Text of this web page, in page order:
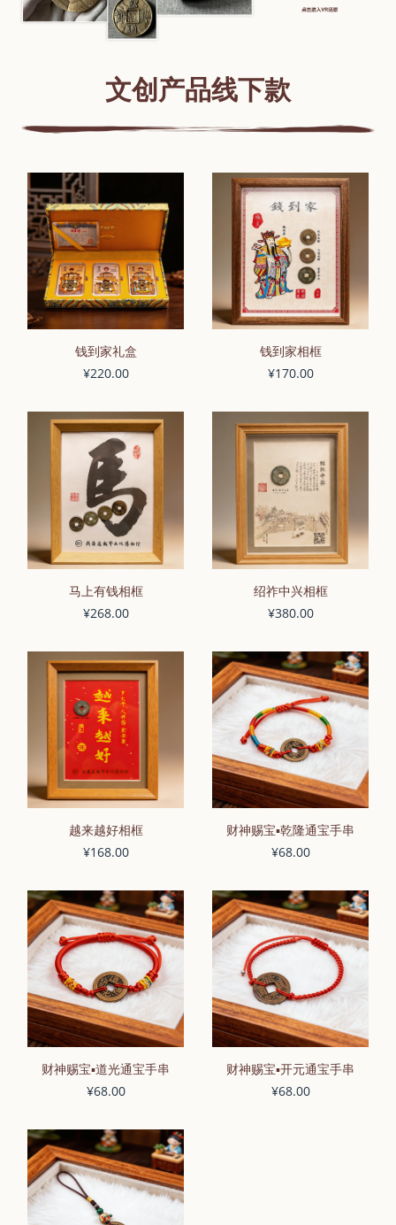
文创产品线下款
钱到家礼盒
¥220.00
钱到家相框
¥170.00
马上有钱相框
¥268.00
绍祚中兴相框
¥380.00
越来越好相框
¥168.00
财神赐宝▪乾隆通宝手串
¥68.00
财神赐宝▪道光通宝手串
¥68.00
财神赐宝▪开元通宝手串
¥68.00